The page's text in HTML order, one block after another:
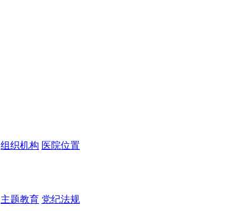
组织机构 医院位置
主题教育 党纪法规